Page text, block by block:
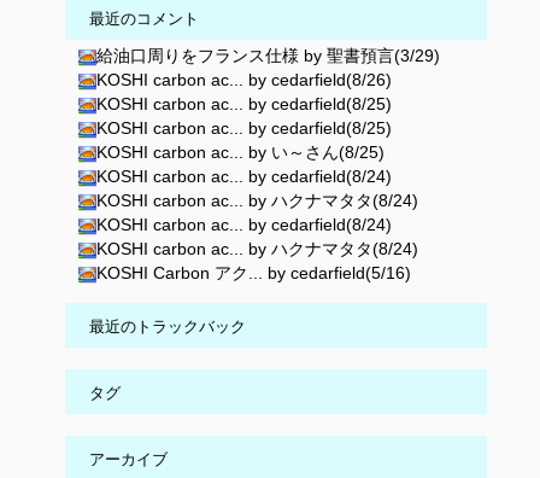
最近のコメント
給油口周りをフランス仕様 by 聖書預言(3/29)
KOSHI carbon ac... by cedarfield(8/26)
KOSHI carbon ac... by cedarfield(8/25)
KOSHI carbon ac... by cedarfield(8/25)
KOSHI carbon ac... by い～さん(8/25)
KOSHI carbon ac... by cedarfield(8/24)
KOSHI carbon ac... by ハクナマタタ(8/24)
KOSHI carbon ac... by cedarfield(8/24)
KOSHI carbon ac... by ハクナマタタ(8/24)
KOSHI Carbon アク... by cedarfield(5/16)
最近のトラックバック
タグ
アーカイブ